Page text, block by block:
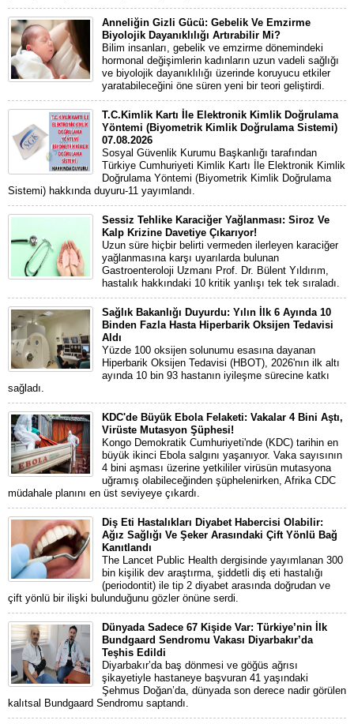
Anneliğin Gizli Gücü: Gebelik Ve Emzirme
Biyolojik Dayanıklılığı Artırabilir Mi?
Bilim insanları, gebelik ve emzirme dönemindeki
hormonal değişimlerin kadınların uzun vadeli sağlığı
ve biyolojik dayanıklılığı üzerinde koruyucu etkiler
yaratabileceğini öne süren yeni bir teori geliştirdi.
T.C.Kimlik Kartı İle Elektronik Kimlik Doğrulama
Yöntemi (Biyometrik Kimlik Doğrulama Sistemi)
07.08.2026
Sosyal Güvenlik Kurumu Başkanlığı tarafından
Türkiye Cumhuriyeti Kimlik Kartı İle Elektronik Kimlik
Doğrulama Yöntemi (Biyometrik Kimlik Doğrulama
Sistemi) hakkında duyuru-11 yayımlandı.
Sessiz Tehlike Karaciğer Yağlanması: Siroz Ve
Kalp Krizine Davetiye Çıkarıyor!
Uzun süre hiçbir belirti vermeden ilerleyen karaciğer
yağlanmasına karşı uyarılarda bulunan
Gastroenteroloji Uzmanı Prof. Dr. Bülent Yıldırım,
hastalık hakkındaki 10 kritik yanlışı tek tek sıraladı.
Sağlık Bakanlığı Duyurdu: Yılın İlk 6 Ayında 10
Binden Fazla Hasta Hiperbarik Oksijen Tedavisi
Aldı
Yüzde 100 oksijen solunumu esasına dayanan
Hiperbarik Oksijen Tedavisi (HBOT), 2026'nın ilk altı
ayında 10 bin 93 hastanın iyileşme sürecine katkı
sağladı.
KDC'de Büyük Ebola Felaketi: Vakalar 4 Bini Aştı,
Virüste Mutasyon Şüphesi!
Kongo Demokratik Cumhuriyeti'nde (KDC) tarihin en
büyük ikinci Ebola salgını yaşanıyor. Vaka sayısının
4 bini aşması üzerine yetkililer virüsün mutasyona
uğramış olabileceğinden şüphelenirken, Afrika CDC
müdahale planını en üst seviyeye çıkardı.
Diş Eti Hastalıkları Diyabet Habercisi Olabilir:
Ağız Sağlığı Ve Şeker Arasındaki Çift Yönlü Bağ
Kanıtlandı
The Lancet Public Health dergisinde yayımlanan 300
bin kişilik dev araştırma, şiddetli diş eti hastalığı
(periodontit) ile tip 2 diyabet arasında doğrudan ve
çift yönlü bir ilişki bulunduğunu gözler önüne serdi.
Dünyada Sadece 67 Kişide Var: Türkiye’nin İlk
Bundgaard Sendromu Vakası Diyarbakır’da
Teşhis Edildi
Diyarbakır’da baş dönmesi ve göğüs ağrısı
şikayetiyle hastaneye başvuran 41 yaşındaki
Şehmus Doğan’da, dünyada son derece nadir görülen
kalıtsal Bundgaard Sendromu saptandı.